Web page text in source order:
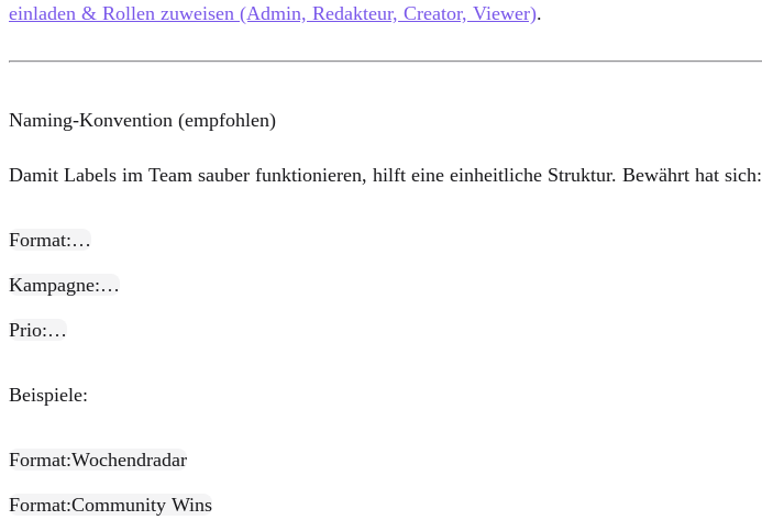
einladen & Rollen zuweisen (Admin, Redakteur, Creator, Viewer).
Naming-Konvention (empfohlen)
Damit Labels im Team sauber funktionieren, hilft eine einheitliche Struktur. Bewährt hat sich:
Format:…
Kampagne:…
Prio:…
Beispiele:
Format:Wochendradar
Format:Community Wins